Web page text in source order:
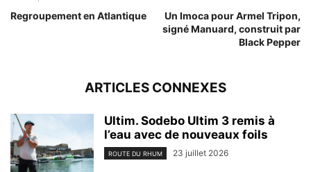
Regroupement en Atlantique
Un Imoca pour Armel Tripon,
signé Manuard, construit par
Black Pepper
ARTICLES CONNEXES
Ultim. Sodebo Ultim 3 remis à
l’eau avec de nouveaux foils
ROUTE DU RHUM 23 juillet 2026